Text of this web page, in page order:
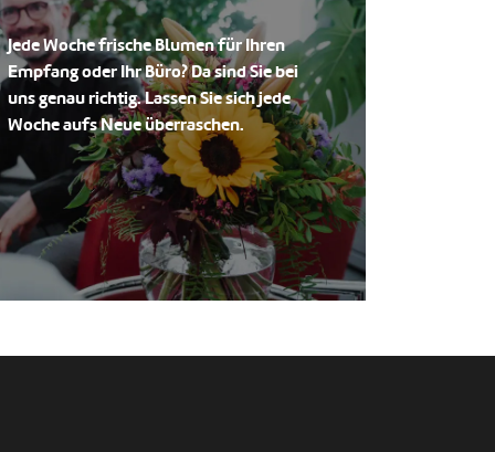
Jede Woche frische Blumen für Ihren
Empfang oder Ihr Büro? Da sind Sie bei
uns genau richtig. Lassen Sie sich jede
Woche aufs Neue überraschen.